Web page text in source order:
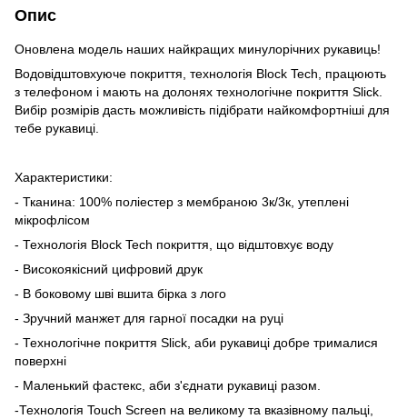
Опис
Оновлена модель наших найкращих минулорічних рукавиць!
Водовідштовхуюче покриття, технологія Block Tech, працюють
з телефоном і мають на долонях технологічне покриття Slick.
Вибір розмірів дасть можливість підібрати найкомфортніші для
тебе рукавиці.
Характеристики:
- Тканина: 100% поліестер з мембраною 3к/3к, утеплені
мікрофлісом
- Технологія Block Tech покриття, що відштовхує воду
- Високоякісний цифровий друк
- В боковому шві вшита бірка з лого
- Зручний манжет для гарної посадки на руці
- Технологічне покриття Slick, аби рукавиці добре трималися
поверхні
- Маленький фастекс, аби з'єднати рукавиці разом.
-Технологія Touch Screen на великому та вказівному пальці,